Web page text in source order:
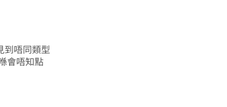
到唔同類型
會唔知點